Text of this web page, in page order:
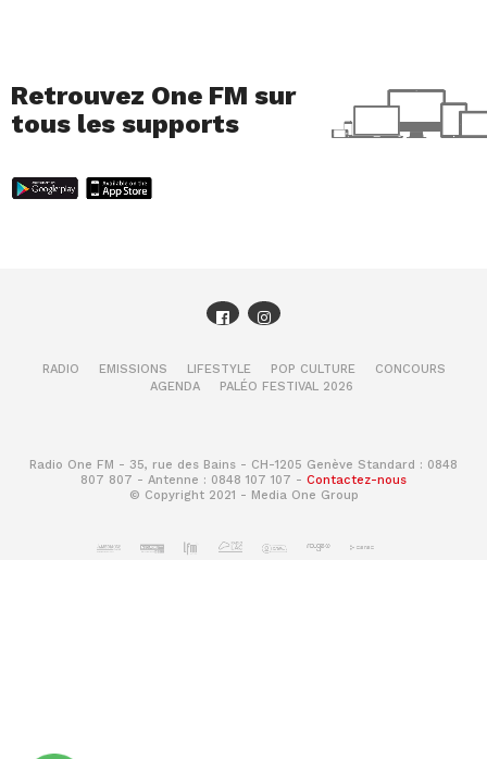
Retrouvez One FM sur
tous les supports
RADIO EMISSIONS LIFESTYLE POP CULTURE
CONCOURS
AGENDA
PALÉO FESTIVAL 2026
Radio One FM - 35, rue des Bains - CH-1205 Genève Standard : 0848
807 807 - Antenne : 0848 107 107 - Contactez-nous
© Copyright 2021 - Media One Group